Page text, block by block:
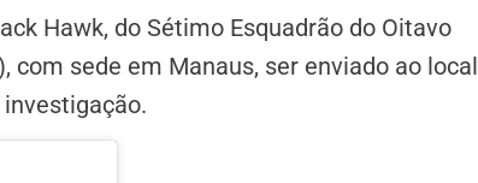
Hawk, do Sétimo Esquadrão do Oitavo
com sede em Manaus, ser enviado ao local